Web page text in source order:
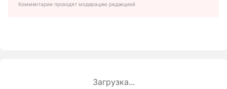
Комментарии проходят модерацию редакцией
Загрузка...